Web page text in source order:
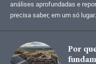
análises aprofundadas e
precisa saber, em um só lugar.
Por